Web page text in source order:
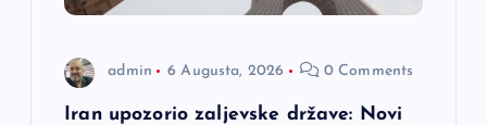
admin 6 Augusta, 2026 0 Comments
Iran upozorio zaljevske države: Novi